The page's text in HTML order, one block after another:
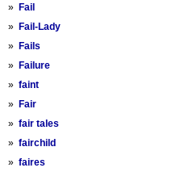
» Fail
» Fail-Lady
» Fails
» Failure
» faint
» Fair
» fair tales
» fairchild
» faires